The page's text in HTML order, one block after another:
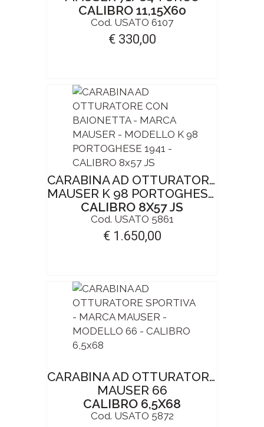
CALIBRO 11,15X60
Cod. USATO 6107
€ 330,00
CARABINA AD OTTURATORE CON BAIONETTA
MAUSER K 98 PORTOGHESE 1941
CALIBRO 8X57 JS
Cod. USATO 5861
€ 1.650,00
CARABINA AD OTTURATORE SPORTIVA
MAUSER 66
CALIBRO 6,5X68
Cod. USATO 5872